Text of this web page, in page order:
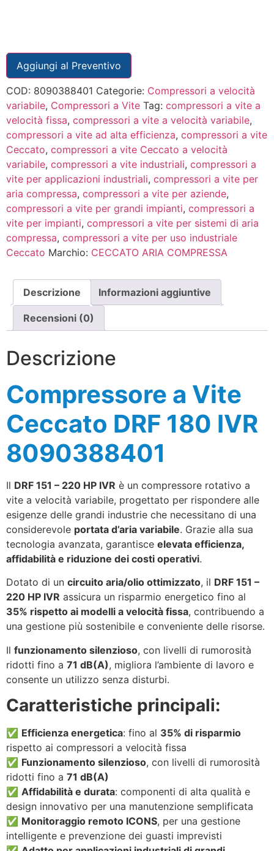
Aggiungi al Preventivo
COD: 8090388401 Categorie: Compressori a velocità
variabile, Compressori a Vite Tag: compressori a vite a
velocità fissa, compressori a vite a velocità variabile,
compressori a vite ad alta efficienza, compressori a vite
Ceccato, compressori a vite Ceccato a velocità
variabile, compressori a vite industriali, compressori a
vite per applicazioni industriali, compressori a vite per
aria compressa, compressori a vite per aziende,
compressori a vite per grandi impianti, compressori a
vite per impianti, compressori a vite per sistemi di aria
compressa, compressori a vite per uso industriale
Ceccato Marchio: CECCATO ARIA COMPRESSA
Descrizione Informazioni aggiuntive
Recensioni (0)
Descrizione
Compressore a Vite
Ceccato DRF 180 IVR
8090388401
Il DRF 151 – 220 HP IVR è un compressore rotativo a
vite a velocità variabile, progettato per rispondere alle
esigenze delle grandi industrie che necessitano di una
considerevole portata d’aria variabile. Grazie alla sua
tecnologia avanzata, garantisce elevata efficienza,
affidabilità e riduzione dei costi operativi.
Dotato di un circuito aria/olio ottimizzato, il DRF 151 –
220 HP IVR assicura un risparmio energetico fino al
35% rispetto ai modelli a velocità fissa, contribuendo a
una gestione più sostenibile e conveniente delle risorse.
Il funzionamento silenzioso, con livelli di rumorosità
ridotti fino a 71 dB(A), migliora l’ambiente di lavoro e
consente un utilizzo senza disturbi.
Caratteristiche principali:
✅ Efficienza energetica: fino al 35% di risparmio
rispetto ai compressori a velocità fissa
✅ Funzionamento silenzioso, con livelli di rumorosità
ridotti fino a 71 dB(A)
✅ Affidabilità e durata: componenti di alta qualità e
design innovativo per una manutenzione semplificata
✅ Monitoraggio remoto ICONS, per una gestione
intelligente e prevenzione dei guasti imprevisti